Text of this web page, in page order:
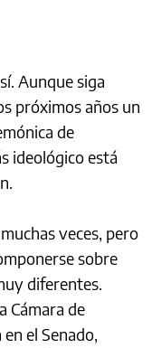
Aunque siga
próximos años un
de
ideológico está
veces, pero
sobre
diferentes.
Cámara de
el Senado,